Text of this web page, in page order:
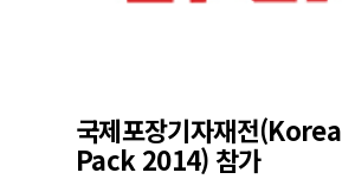
국제포장기자재전(Korea
Pack 2014) 참가